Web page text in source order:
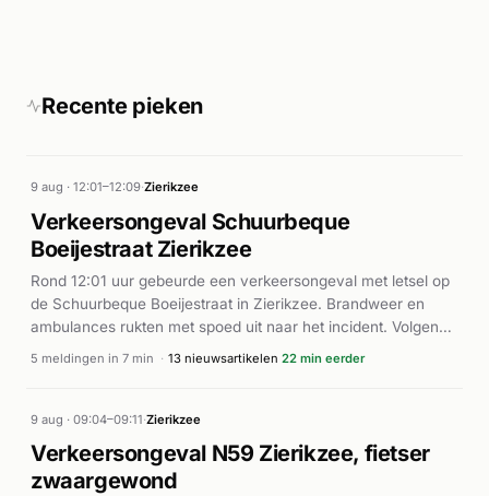
Recente pieken
9 aug · 12:01–12:09·Zierikzee
Verkeersongeval Schuurbeque
Boeijestraat Zierikzee
Rond 12:01 uur gebeurde een verkeersongeval met letsel op
de Schuurbeque Boeijestraat in Zierikzee. Brandweer en
ambulances rukten met spoed uit naar het incident. Volgens
pzc.nl waren er twee gewonden bij het ongeval, waarbij het
ter plaatse om de gewonden medische hulp te verlenen. Het
incident veroorzaakte enige verkeersoverlast in het gebied.
5 meldingen in 7 min · 13 nieuwsartikelen 22 min eerder
9 aug · 09:04–09:11·Zierikzee
Verkeersongeval N59 Zierikzee, fietser
zwaargewond